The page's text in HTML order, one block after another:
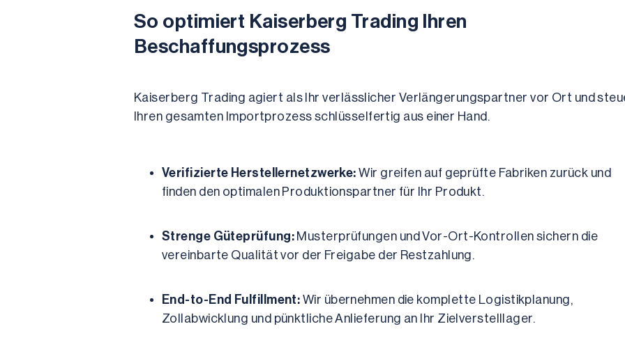
So optimiert Kaiserberg Trading Ihren
Beschaffungsprozess
Kaiserberg Trading agiert als Ihr verlässlicher Verlängerungspartner vor Ort und
Ihren gesamten Importprozess schlüsselfertig aus einer Hand.
Verifizierte Herstellernetzwerke: Wir greifen auf geprüfte Fabriken zurück und
finden den optimalen Produktionspartner für Ihr Produkt.
Strenge Güteprüfung: Musterprüfungen und Vor-Ort-Kontrollen sichern die
vereinbarte Qualität vor der Freigabe der Restzahlung.
End-to-End Fulfillment: Wir übernehmen die komplette Logistikplanung,
Zollabwicklung und pünktliche Anlieferung an Ihr Zielverstelllager.